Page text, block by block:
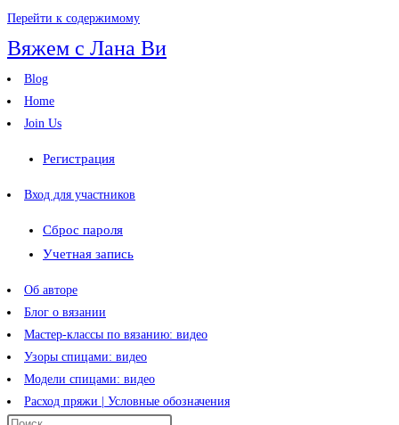
Перейти к содержимому
Вяжем с Лана Ви
Blog
Home
Join Us
Регистрация
Вход для участников
Сброс пароля
Учетная запись
Об авторе
Блог о вязании
Мастер-классы по вязанию: видео
Узоры спицами: видео
Модели спицами: видео
Расход пряжи | Условные обозначения